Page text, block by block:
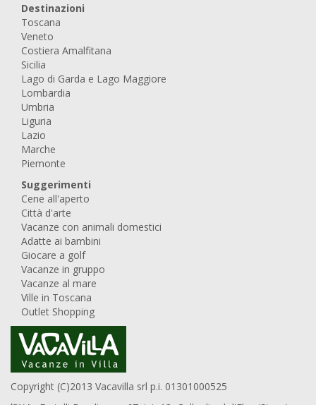
Destinazioni
Toscana
Veneto
Costiera Amalfitana
Sicilia
Lago di Garda e Lago Maggiore
Lombardia
Umbria
Liguria
Lazio
Marche
Piemonte
Suggerimenti
Cene all'aperto
Città d'arte
Vacanze con animali domestici
Adatte ai bambini
Giocare a golf
Vacanze in gruppo
Vacanze al mare
Ville in Toscana
Outlet Shopping
Copyright (C)2013 Vacavilla srl p.i. 01301000525